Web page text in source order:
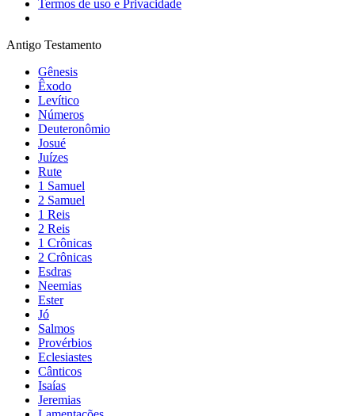
Termos de uso e Privacidade
Antigo Testamento
Gênesis
Êxodo
Levítico
Números
Deuteronômio
Josué
Juízes
Rute
1 Samuel
2 Samuel
1 Reis
2 Reis
1 Crônicas
2 Crônicas
Esdras
Neemias
Ester
Jó
Salmos
Provérbios
Eclesiastes
Cânticos
Isaías
Jeremias